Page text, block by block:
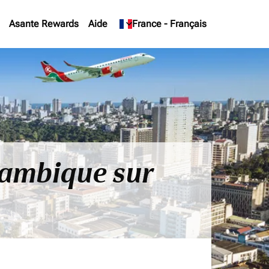
Asante Rewards Aide France - Français
keyboard_arrow_down
sur